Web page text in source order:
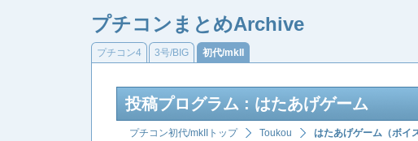
プチコンまとめArchive
プチコン4 3号/BIG 初代/mkII
投稿プログラム : はたあげゲーム
プチコン初代/mkIIトップ Toukou
はたあげゲーム（ボイス